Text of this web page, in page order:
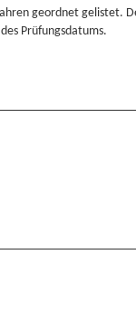
geordnet gelistet.
Prüfungsdatums.